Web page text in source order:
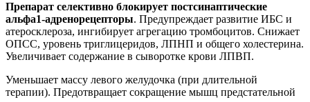
Препарат селективно блокирует постсинаптические
альфа1-адренорецепторы. Предупреждает развитие ИБС и
атеросклероза, ингибирует агрегацию тромбоцитов. Снижает
ОПСС, уровень триглицеридов, ЛПНП и общего холестерина.
Увеличивает содержание в сыворотке крови ЛПВП.
Уменьшает массу левого желудочка (при длительной
терапии). Предотвращает сокращение мышц предстательной